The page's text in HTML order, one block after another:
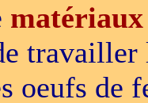
oeufs de